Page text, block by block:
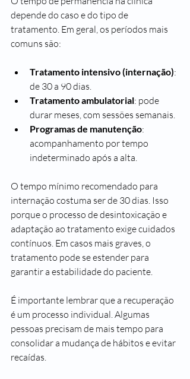
depende do caso e do tipo de
tratamento. Em geral, os períodos mais
comuns são:
Tratamento intensivo (internação):
de 30 a 90 dias.
Tratamento ambulatorial: pode
durar meses, com sessões semanais.
Programas de manutenção:
acompanhamento por tempo
indeterminado após a alta.
O tempo mínimo recomendado para
internação costuma ser de 30 dias. Isso
porque o processo de desintoxicação e
adaptação ao tratamento exige cuidados
contínuos. Em casos mais graves, o
tratamento pode se estender para
garantir a estabilidade do paciente.
É importante lembrar que a recuperação
é um processo individual. Algumas
pessoas precisam de mais tempo para
consolidar a mudança de hábitos e evitar
recaídas.